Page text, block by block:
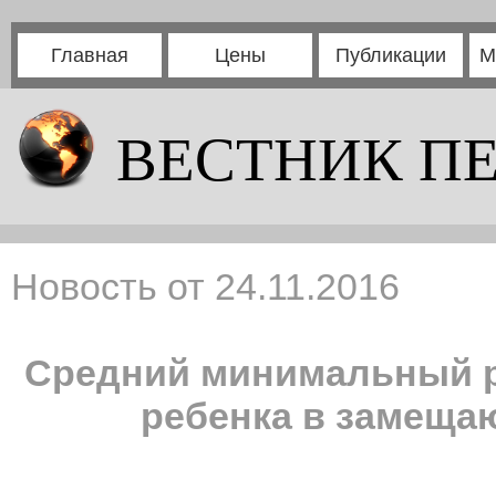
Главная Цены Публикации
ВЕСТНИК
Новость от 24.11.2016
Средний минимальный
ребенка в